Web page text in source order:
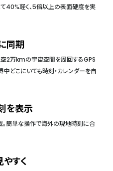
て40%軽く、5倍以上の表面硬度を実
同期
空2万kmの宇宙空間を周回するGPS
どこにいても時刻・カレンダーを自
を表示
。簡単な操作で海外の現地時刻に合
すく